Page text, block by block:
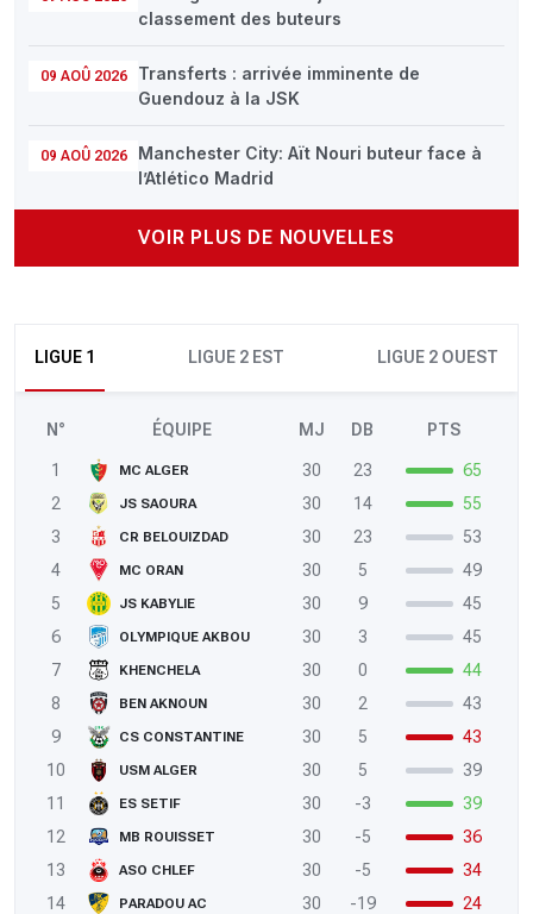
classement des buteurs
09 AOÛ 2026
Transferts : arrivée imminente de
Guendouz à la JSK
09 AOÛ 2026
Manchester City: Aït Nouri buteur face à
l’Atlético Madrid
VOIR PLUS DE NOUVELLES
LIGUE 1 LIGUE 2 EST LIGUE 2 OUEST
N° ÉQUIPE MJ DB PTS
1 MC ALGER 30 23
65
2
JS SAOURA 30 14
55
3
CR BELOUIZDAD 30 23
53
4
MC ORAN 30 5
49
5
JS KABYLIE 30 9
45
6
OLYMPIQUE AKBOU 30 3
45
7
KHENCHELA 30 0
44
8
BEN AKNOUN 30 2
43
9
CS CONSTANTINE 30 5
43
10
USM ALGER 30 5
39
11
ES SETIF 30 -3
39
12
MB ROUISSET 30 -5
36
13
ASO CHLEF 30 -5
34
14
PARADOU AC 30 -19
24